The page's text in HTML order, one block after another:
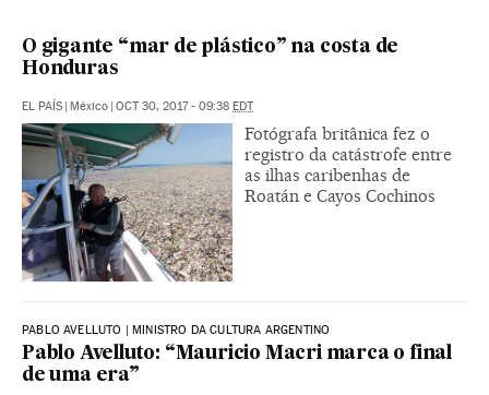
O gigante “mar de plástico” na costa de
Honduras
EL PAÍS | México | OCT 30, 2017 - 09:38 EDT
Fotógrafa britânica fez o
registro da catástrofe entre
as ilhas caribenhas de
Roatán e Cayos Cochinos
PABLO AVELLUTO | MINISTRO DA CULTURA ARGENTINO
Pablo Avelluto: “Mauricio Macri marca o final
de uma era”